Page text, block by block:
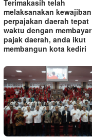
Terimakasih telah
melaksanakan kewajiban
perpajakan daerah tepat
waktu dengan membayar
pajak daerah, anda ikut
membangun kota kediri